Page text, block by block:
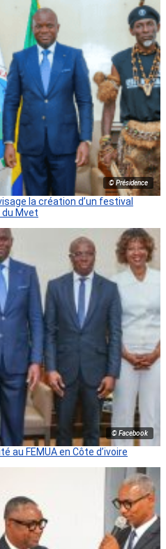
© Présidence
la création d’un festival
Mvet
© Facebook
au FEMUA en Côte d’ivoire